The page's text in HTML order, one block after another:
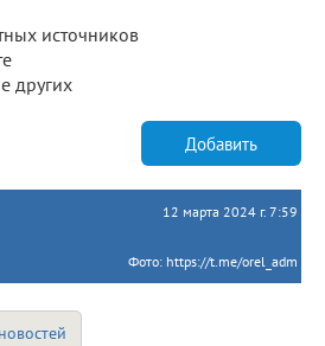
источников
других
Добавить
12 марта 2024 г. 7:59
Фото: https://t.me/orel_adm